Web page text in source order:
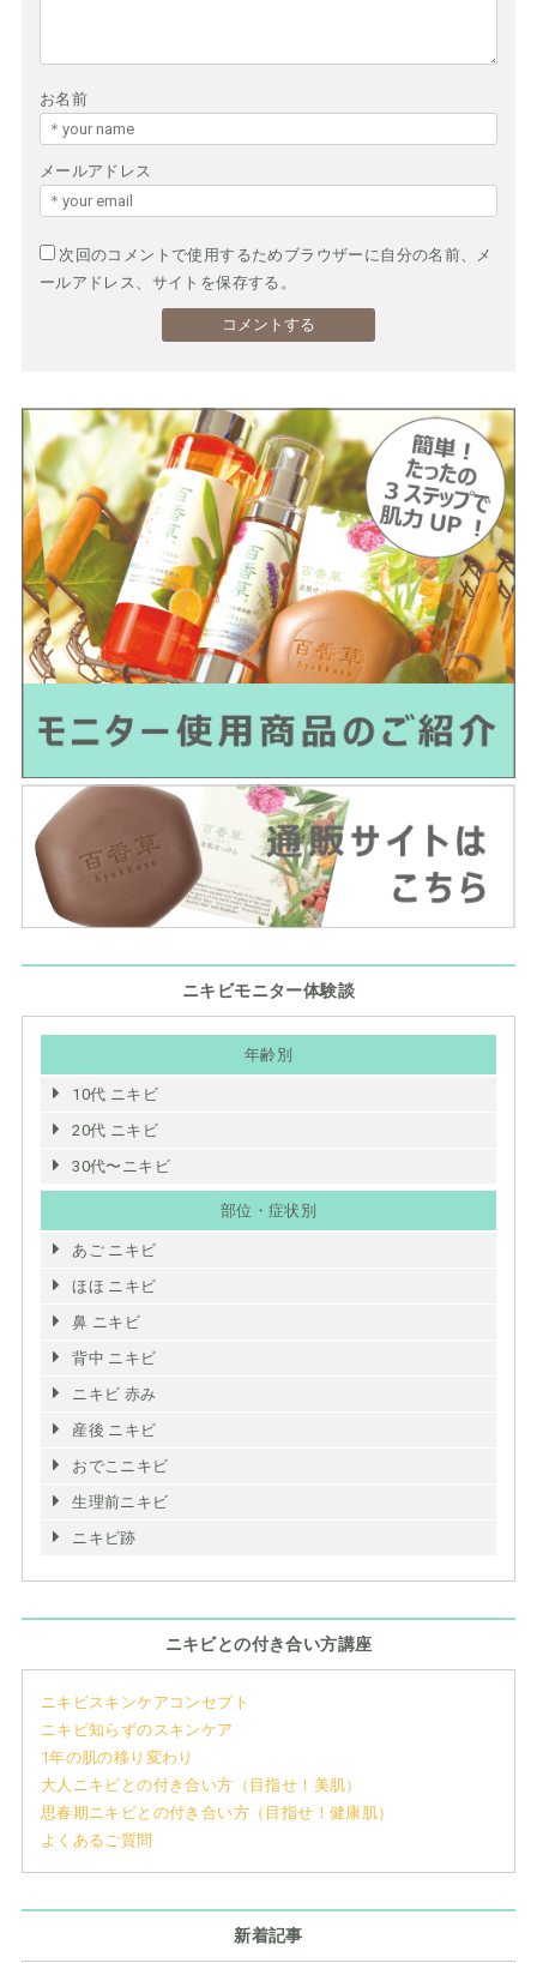
お名前
メールアドレス
次回のコメントで使用するためブラウザーに自分の名前、メ
ールアドレス、サイトを保存する。
ニキビモニター体験談
年齢別
10代 ニキビ
20代 ニキビ
30代〜ニキビ
部位・症状別
あご ニキビ
ほほ ニキビ
鼻 ニキビ
背中 ニキビ
ニキビ 赤み
産後 ニキビ
おでこニキビ
生理前ニキビ
ニキビ跡
ニキビとの付き合い方講座
ニキビスキンケアコンセプト
ニキビ知らずのスキンケア
1年の肌の移り変わり
大人ニキビとの付き合い方（目指せ！美肌）
思春期ニキビとの付き合い方（目指せ！健康肌）
よくあるご質問
新着記事